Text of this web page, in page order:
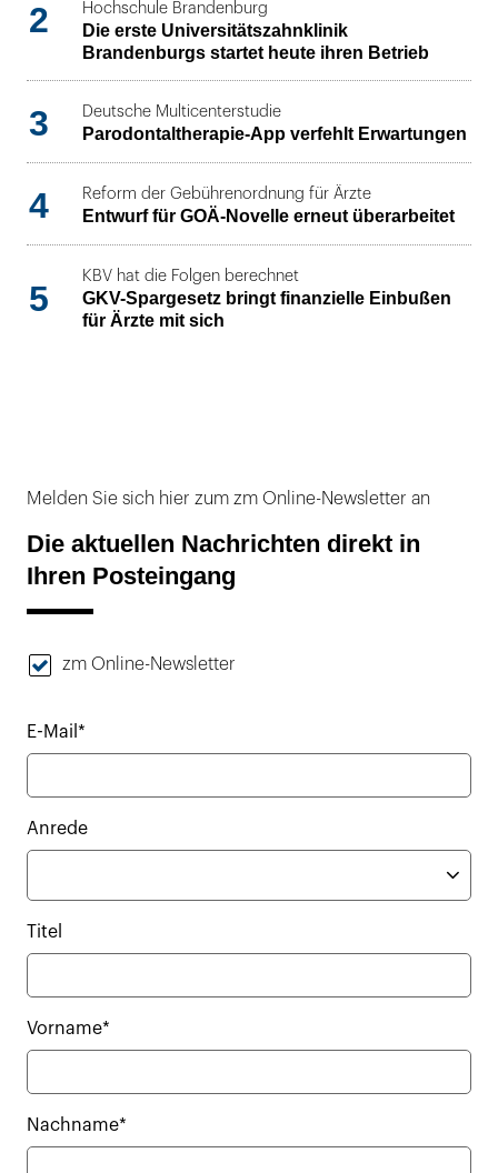
2 Hochschule Brandenburg
Die erste Universitätszahnklinik
Brandenburgs startet heute ihren Betrieb
3 Deutsche Multicenterstudie
Parodontaltherapie-App verfehlt Erwartungen
4 Reform der Gebührenordnung für Ärzte
Entwurf für GOÄ-Novelle erneut überarbeitet
5
KBV hat die Folgen berechnet
GKV-Spargesetz bringt finanzielle Einbußen
für Ärzte mit sich
Melden Sie sich hier zum zm Online-Newsletter an
Die aktuellen Nachrichten direkt in
Ihren Posteingang
zm Online-Newsletter
E-Mail*
Anrede
Titel
Vorname*
Nachname*